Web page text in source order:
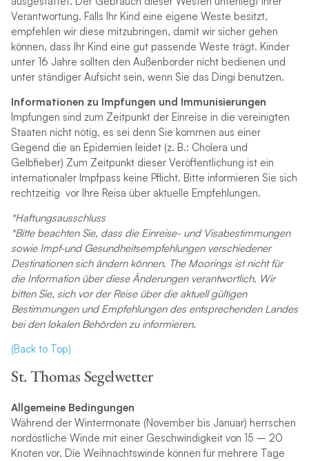
Verantwortung. Falls Ihr Kind eine eigene Weste besitzt,
empfehlen wir diese mitzubringen, damit wir sicher gehen
können, dass Ihr Kind eine gut passende Weste trägt. Kinder
unter 16 Jahre sollten den Außenborder nicht bedienen und
unter ständiger Aufsicht sein, wenn Sie das Dingi benutzen.
Informationen zu Impfungen und Immunisierungen
Impfungen sind zum Zeitpunkt der Einreise in die vereinigten
Staaten nicht nötig, es sei denn Sie kommen aus einer
Gegend die an Epidemien leidet (z. B.: Cholera und
Gelbfieber) Zum Zeitpunkt dieser Veröffentlichung ist ein
internationaler Impfpass keine Pflicht. Bitte informieren Sie sich
rechtzeitig vor Ihre Reisa über aktuelle Empfehlungen.
*Haftungsausschluss
*Bitte beachten Sie, dass die Einreise- und Visabestimmungen
sowie Impf-und Gesundheitsempfehlungen verschiedener
Destinationen sich ändern können. The Moorings ist nicht für
die Information über diese Änderungen verantwortlich. Wir
bitten Sie, sich vor der Reise über die aktuell gültigen
Bestimmungen und Empfehlungen des entsprechenden Landes
bei den lokalen Behörden zu informieren.
(Back to Top)
St. Thomas Segelwetter
Allgemeine Bedingungen
Während der Wintermonate (November bis Januar) herrschen
nordöstliche Winde mit einer Geschwindigkeit von 15 – 20
Knoten vor. Die Weihnachtswinde können für mehrere Tage